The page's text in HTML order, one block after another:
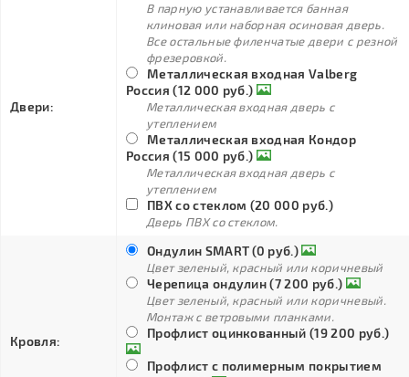
Двери:
В парную устанавливается банная
клиновая или наборная осиновая дверь.
Все остальные филенчатые двери с резной
фрезеровкой.
Металлическая входная Valberg
Россия (12 000 руб.)
Металлическая входная дверь с
утеплением
Металлическая входная Кондор
Россия (15 000 руб.)
Металлическая входная дверь с
утеплением
ПВХ со стеклом (20 000 руб.)
Дверь ПВХ со стеклом.
Кровля:
Ондулин SMART (0 руб.)
Цвет зеленый, красный или коричневый
Черепица ондулин (7 200 руб.)
Цвет зеленый, красный или коричневый.
Монтаж с ветровыми планками.
Профлист оцинкованный (19 200 руб.)
Профлист с полимерным покрытием